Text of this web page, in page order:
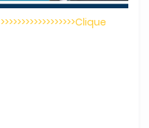
>>>>>>>>>>>>>>>>>>Clique